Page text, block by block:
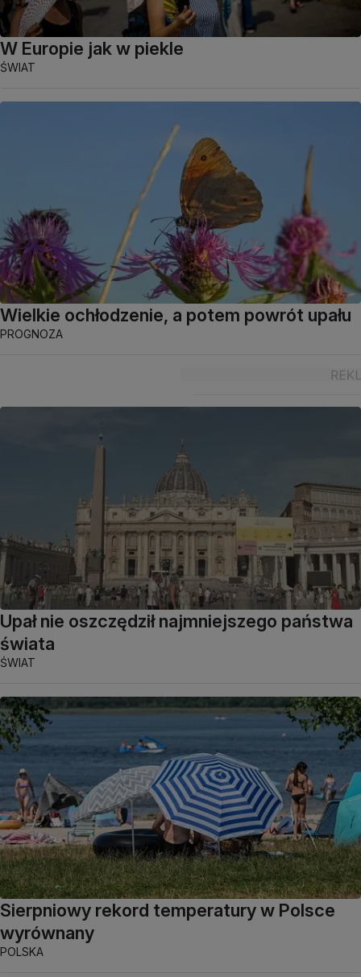
W Europie jak w piekle
ŚWIAT
Wielkie ochłodzenie, a potem powrót upału
PROGNOZA
Upał nie oszczędził najmniejszego państwa
świata
ŚWIAT
Sierpniowy rekord temperatury w Polsce
wyrównany
POLSKA